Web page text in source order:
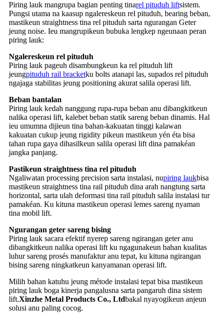
Piring lauk mangrupa bagian penting tinarel pituduh liftsistem.
Pungsi utama na kaasup ngalereskeun rel pituduh, bearing beban,
mastikeun straightness tina rel pituduh sarta ngurangan Geter
jeung noise. Ieu mangrupikeun bubuka lengkep ngeunaan peran
piring lauk:
Ngalereskeun rel pituduh
Piring lauk pageuh disambungkeun ka rel pituduh lift
jeungpituduh rail bracketku bolts atanapi las, supados rel pituduh
ngajaga stabilitas jeung positioning akurat salila operasi lift.
Beban bantalan
Piring lauk kedah nanggung rupa-rupa beban anu dibangkitkeun
nalika operasi lift, kalebet beban statik sareng beban dinamis. Hal
ieu umumna dijieun tina bahan-kakuatan tinggi kalawan
kakuatan cukup jeung rigidity pikeun mastikeun yén éta bisa
tahan rupa gaya dihasilkeun salila operasi lift dina pamakéan
jangka panjang.
Pastikeun straightness tina rel pituduh
Ngaliwatan processing precision sarta instalasi, nupiring laukbisa
mastikeun straightness tina rail pituduh dina arah nangtung sarta
horizontal, sarta ulah deformasi tina rail pituduh salila instalasi tur
pamakéan. Ku kituna mastikeun operasi lemes sareng nyaman
tina mobil lift.
Ngurangan geter sareng bising
Piring lauk sacara efektif nyerep sareng ngirangan geter anu
dibangkitkeun nalika operasi lift ku ngagunakeun bahan kualitas
luhur sareng prosés manufaktur anu tepat, ku kituna ngirangan
bising sareng ningkatkeun kanyamanan operasi lift.
Milih bahan katuhu jeung métode instalasi tepat bisa mastikeun
piring lauk boga kinerja pangalusna sarta pangaruh dina sistem
lift.Xinzhe Metal Products Co., Ltdbakal nyayogikeun anjeun
solusi anu paling cocog.